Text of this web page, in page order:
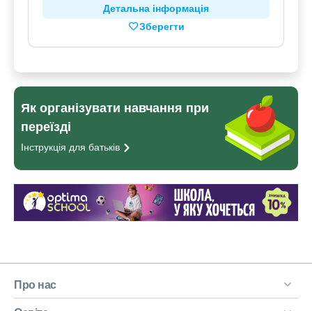
Детальна інформація
Зберегти
Як організувати навчання при
переїзді
Інструкція для батьків
Про нас